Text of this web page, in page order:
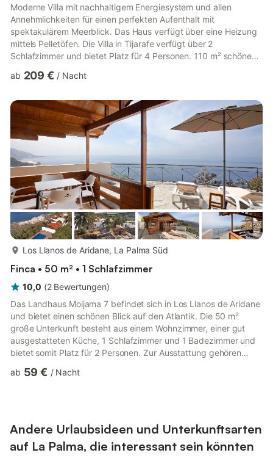
Moderne Villa mit nachhaltigem Energiesystem und allen
Annehmlichkeiten für einen perfekten Aufenthalt mit
spektakulärem Meerblick. Das Haus verfügt über eine Heizung
mittels Pelletöfen. Die Villa in Tijarafe verfügt über 2
Schlafzimmer und bietet Platz für 4 Personen. 110 m² schöne
Supermarkt, 5 km von der Stadt, 7 km vom Sandstrand, 54 km
und ländlichen Gegend. Verfügt über Garten, Gartenmöbel,
eingezäuntes Grundstück, Terrasse, Grill, Bügeleisen, Safe,
Internetzugang,...
ab 209 € / Nacht
Los Llanos de Aridane, La Palma Süd
Finca • 50 m² • 1 Schlafzimmer
10,0 (2 Bewertungen)
Das Landhaus Moijama 7 befindet sich in Los Llanos de Aridane
und bietet einen schönen Blick auf den Atlantik. Die 50 m²
große Unterkunft besteht aus einem Wohnzimmer, einer gut
ausgestatteten Küche, 1 Schlafzimmer und 1 Badezimmer und
bietet somit Platz für 2 Personen. Zur Ausstattung gehören
ein TV. Außerdem gibt es eine gemeinsame Sauna auf der
verfügt über pri...
ab 59 € / Nacht
Andere Urlaubsideen und Unterkunftsarten
auf La Palma, die interessant sein könnten